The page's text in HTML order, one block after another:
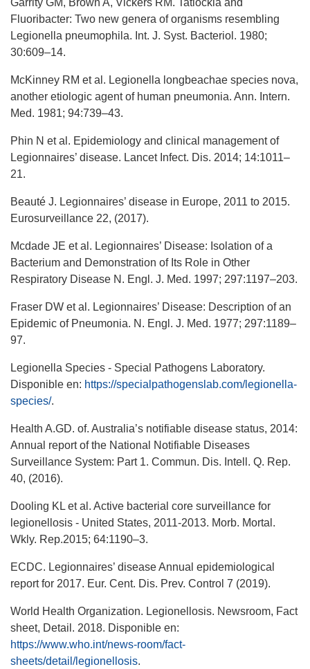
Garrity GM, Brown A, Vickers RM. Tatlockia and
Fluoribacter: Two new genera of organisms resembling
Legionella pneumophila. Int. J. Syst. Bacteriol. 1980;
30:609–14.
McKinney RM et al. Legionella longbeachae species nova,
another etiologic agent of human pneumonia. Ann. Intern.
Med. 1981; 94:739–43.
Phin N et al. Epidemiology and clinical management of
Legionnaires’ disease. Lancet Infect. Dis. 2014; 14:1011–
21.
Beauté J. Legionnaires’ disease in Europe, 2011 to 2015.
Eurosurveillance 22, (2017).
Mcdade JE et al. Legionnaires’ Disease: Isolation of a
Bacterium and Demonstration of Its Role in Other
Respiratory Disease N. Engl. J. Med. 1997; 297:1197–203.
Fraser DW et al. Legionnaires’ Disease: Description of an
Epidemic of Pneumonia. N. Engl. J. Med. 1977; 297:1189–
97.
Legionella Species - Special Pathogens Laboratory.
Disponible en: https://specialpathogenslab.com/legionella-
species/.
Health A.GD. of. Australia’s notifiable disease status, 2014:
Annual report of the National Notifiable Diseases
Surveillance System: Part 1. Commun. Dis. Intell. Q. Rep.
40, (2016).
Dooling KL et al. Active bacterial core surveillance for
legionellosis - United States, 2011-2013. Morb. Mortal.
Wkly. Rep.2015; 64:1190–3.
ECDC. Legionnaires’ disease Annual epidemiological
report for 2017. Eur. Cent. Dis. Prev. Control 7 (2019).
World Health Organization. Legionellosis. Newsroom, Fact
sheet, Detail. 2018. Disponible en:
https://www.who.int/news-room/fact-
sheets/detail/legionellosis.